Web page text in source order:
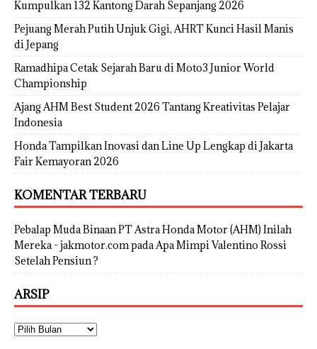
Kumpulkan 132 Kantong Darah Sepanjang 2026
Pejuang Merah Putih Unjuk Gigi, AHRT Kunci Hasil Manis
di Jepang
Ramadhipa Cetak Sejarah Baru di Moto3 Junior World
Championship
Ajang AHM Best Student 2026 Tantang Kreativitas Pelajar
Indonesia
Honda Tampilkan Inovasi dan Line Up Lengkap di Jakarta
Fair Kemayoran 2026
KOMENTAR TERBARU
Pebalap Muda Binaan PT Astra Honda Motor (AHM) Inilah
Mereka - jakmotor.compada Apa Mimpi Valentino Rossi
Setelah Pensiun ?
ARSIP